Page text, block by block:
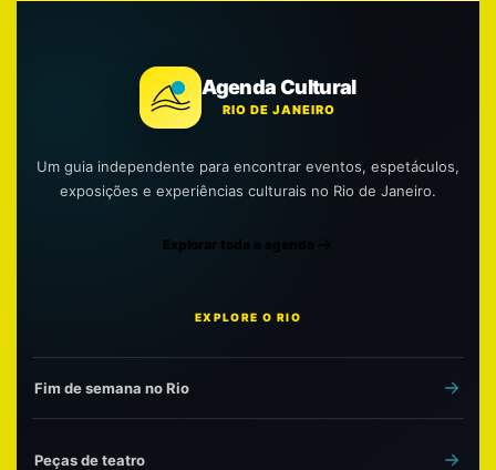
Agenda Cultural
RIO DE JANEIRO
Um guia independente para encontrar eventos, espetáculos,
exposições e experiências culturais no Rio de Janeiro.
Explorar toda a agenda
EXPLORE O RIO
Fim de semana no Rio
Peças de teatro